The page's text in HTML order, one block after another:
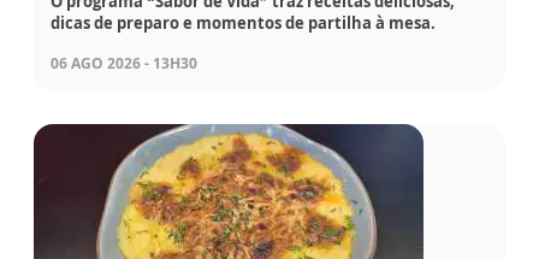
dicas de preparo e momentos de partilha à mesa.
06 AGO 2026 - 13H30